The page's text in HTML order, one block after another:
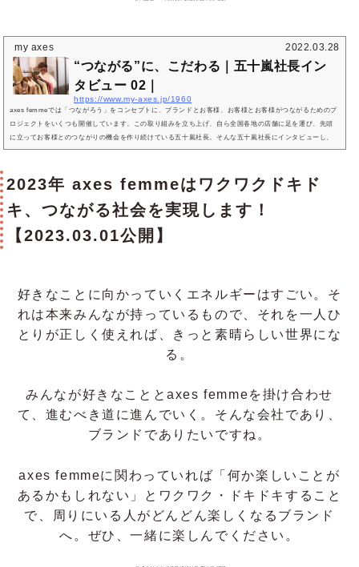
my axes 2022.03.28
“つながる”に、こだわる｜五十嵐社長イン
タビュー 02｜
https://www.my-axes.jp/1960
axes femmeでは「つながろう」をコンセプトに、ブランドとお客様、お客様とお客様がつながるためのプ
ロジェクトをいくつも開催しています。この取り組みを立ち上げ、自ら全国各地の店舗に足を運び、先頭
に立ってお客様とのつながりの機会を作り続けている五十嵐社長。そんな五十嵐社長にインタビューし、
「なぜそこまで“つながるにこだわる”か」を聞きました。「結果を出さねば」今だから話せる、“３代目”の
については前半のインタビュ...
2023年 axes femmeはワクワクドキド
キ、つながる社会を実現します！
【2023.03.01公開】
好きなことに向かっていくエネルギーはすごい。そ
れは本来みんなが持っているもので、それを一人ひ
とりが正しく使えれば、きっと素晴らしい世界にな
る。
みんなが好きなこととaxes femmeを掛け合わせ
て、進むべき道に進んでいく。そんな会社であり、
ブランドでありたいですね。
axes femmeに関わっていれば「何か楽しいことが
あるかもしれない」とワクワク・ドキドキすること
で、周りにいる人がどんどん楽しくなるブランド
へ。ぜひ、一緒に楽しんでください。